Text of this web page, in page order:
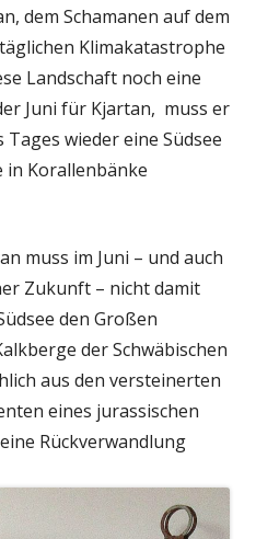
dem Schamanen auf dem
Klimakatastrophe
Landschaft noch eine
Juni für Kjartan, muss er
wieder eine Südsee
in Korallenbänke
muss im Juni – und auch
Zukunft – nicht damit
den Großen
der Schwäbischen
aus den versteinerten
eines jurassischen
Rückverwandlung